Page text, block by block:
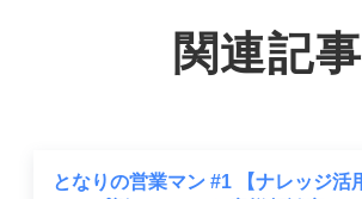
関連記事
となりの営業マン #1 【ナレッジ活